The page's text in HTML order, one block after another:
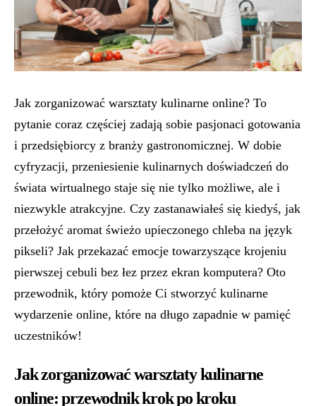
Jak zorganizować warsztaty kulinarne online? To
pytanie coraz częściej zadają sobie pasjonaci gotowania
i przedsiębiorcy z branży gastronomicznej. W dobie
cyfryzacji, przeniesienie kulinarnych doświadczeń do
świata wirtualnego staje się nie tylko możliwe, ale i
niezwykle atrakcyjne. Czy zastanawiałeś się kiedyś, jak
przełożyć aromat świeżo upieczonego chleba na język
pikseli? Jak przekazać emocje towarzyszące krojeniu
pierwszej cebuli bez łez przez ekran komputera? Oto
przewodnik, który pomoże Ci stworzyć kulinarne
wydarzenie online, które na długo zapadnie w pamięć
uczestników!
Jak zorganizować warsztaty kulinarne
online: przewodnik krok po kroku